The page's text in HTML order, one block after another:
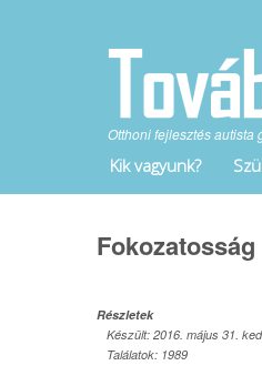
Otthoni fejlesztés autista
Kik vagyunk?
Fokozatosság
Részletek
Készült: 2016. május 31.
Találatok: 1989